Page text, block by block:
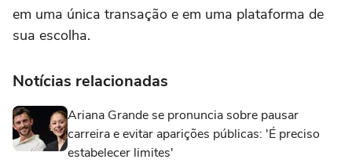
em uma única transação e em uma plataforma de
sua escolha.
Notícias relacionadas
Ariana Grande se pronuncia sobre pausar
carreira e evitar aparições públicas: 'É preciso
estabelecer limites'